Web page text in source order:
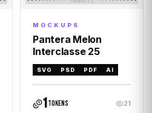
MOCKUPS
Pantera Melon
Interclasse 25
SVG PSD PDF AI
1tokens 21